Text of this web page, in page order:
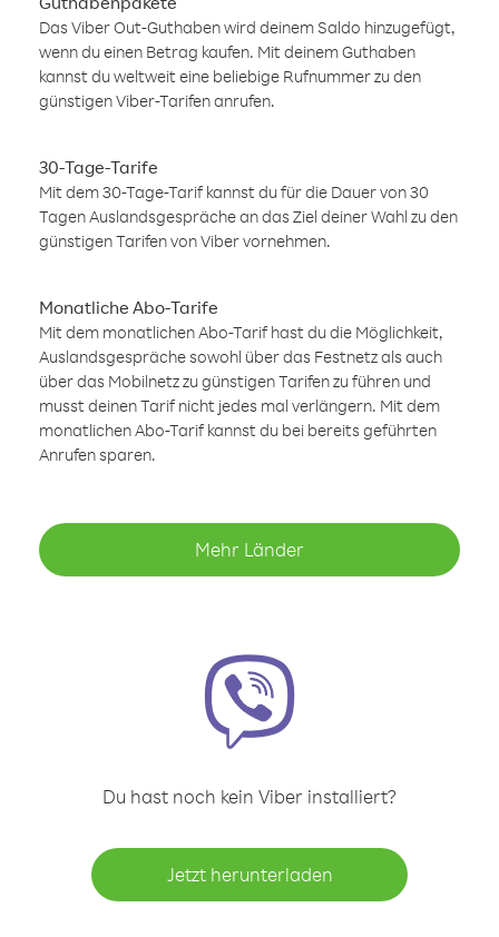
Das Viber Out-Guthaben wird deinem Saldo hinzugefügt,
wenn du einen Betrag kaufen. Mit deinem Guthaben
kannst du weltweit eine beliebige Rufnummer zu den
günstigen Viber-Tarifen anrufen.
30-Tage-Tarife
Mit dem 30-Tage-Tarif kannst du für die Dauer von 30
Tagen Auslandsgespräche an das Ziel deiner Wahl zu den
günstigen Tarifen von Viber vornehmen.
Monatliche Abo-Tarife
Mit dem monatlichen Abo-Tarif hast du die Möglichkeit,
Auslandsgespräche sowohl über das Festnetz als auch
über das Mobilnetz zu günstigen Tarifen zu führen und
musst deinen Tarif nicht jedes mal verlängern. Mit dem
monatlichen Abo-Tarif kannst du bei bereits geführten
Anrufen sparen.
Mehr Länder
Du hast noch kein Viber installiert?
Jetzt herunterladen